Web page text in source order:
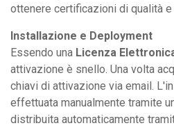
ottenere certificazioni di qualità
Installazione e Deployment
Essendo una Licenza
attivazione è snello. Una volta
chiavi di attivazione via email.
effettuata manualmente tramite
distribuita automaticamente